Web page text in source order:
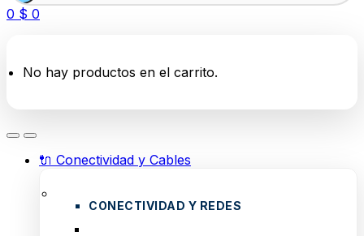
0 $ 0
No hay productos en el carrito.
🔌 Conectividad y Cables
CONECTIVIDAD Y REDES